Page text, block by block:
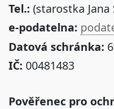
Tel.: (starostka Jana
e-podatelna:
Datová schránka:
IČ: 00481483
Pověřenec pro